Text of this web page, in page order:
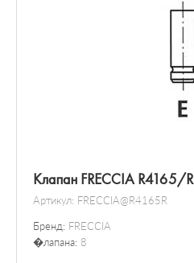
Клапан FRECCIA R4165/R
Артикул: FRECCIA@R4165R
Бренд: FRECCIA
�лапана: 8